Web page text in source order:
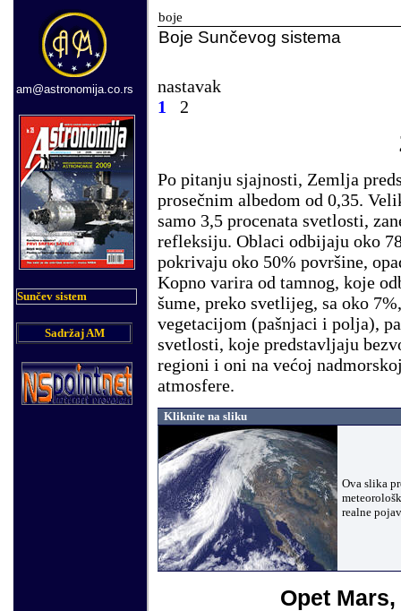
am@astronomija.co.rs
Sunčev sistem
Sadržaj AM
boje
Boje Sunčevog sistema
nastavak
1
2
Po pitanju sjajnosti, Zemlja
prosečnim albedom od 0,35.
samo 3,5 procenata svetlosti,
refleksiju. Oblaci odbijaju oko
pokrivaju oko 50% površine,
Kopno varira od tamnog, koje
šume, preko svetlijeg, sa oko
vegetacijom (pašnjaci i polja),
svetlosti, koje predstavljaju
regioni i oni na većoj
atmosfere.
Kliknite na sliku
Ova slika
realne
Opet